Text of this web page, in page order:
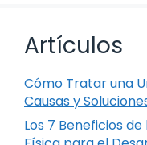
Artículos
Cómo Tratar una
Causas y
Los 7 Beneficios